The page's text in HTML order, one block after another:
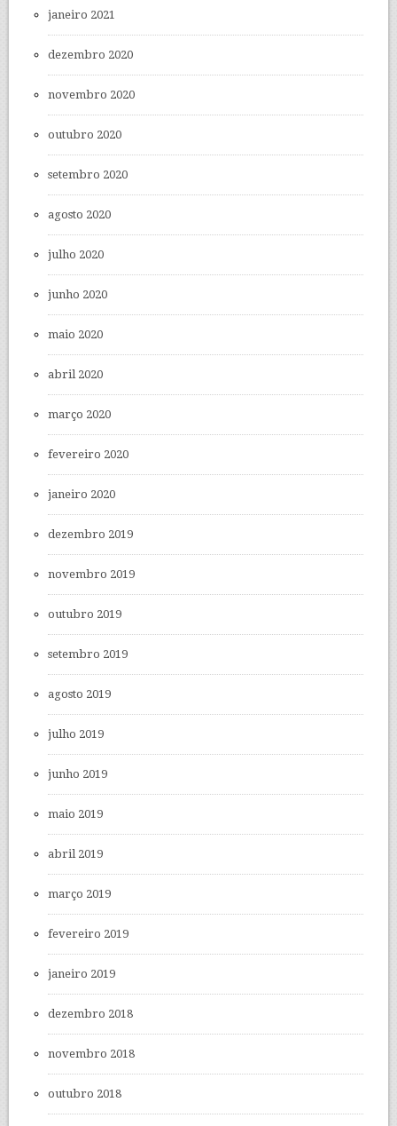
janeiro 2021
dezembro 2020
novembro 2020
outubro 2020
setembro 2020
agosto 2020
julho 2020
junho 2020
maio 2020
abril 2020
março 2020
fevereiro 2020
janeiro 2020
dezembro 2019
novembro 2019
outubro 2019
setembro 2019
agosto 2019
julho 2019
junho 2019
maio 2019
abril 2019
março 2019
fevereiro 2019
janeiro 2019
dezembro 2018
novembro 2018
outubro 2018